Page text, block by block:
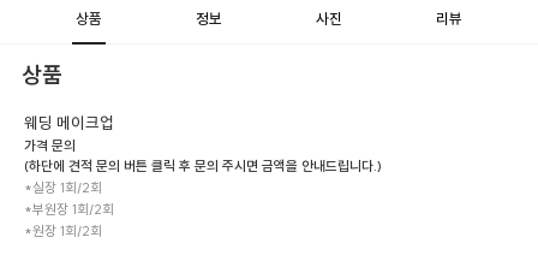
상품 정보 사진 리뷰
상품
웨딩 메이크업
가격 문의
(하단에 견적 문의 버튼 클릭 후 문의 주시면 금액을 안내드립니다.)
*실장 1회/2회
*부원장 1회/2회
*원장 1회/2회